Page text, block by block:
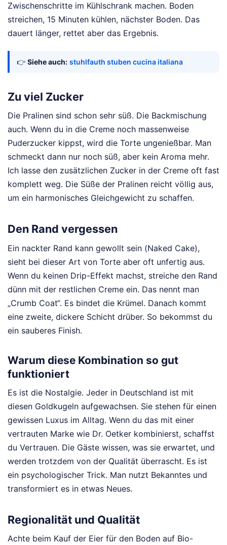
Zwischenschritte im Kühlschrank machen. Boden
streichen, 15 Minuten kühlen, nächster Boden. Das
dauert länger, rettet aber das Ergebnis.
👉 Siehe auch: stuhlfauth stuben cucina italiana
Zu viel Zucker
Die Pralinen sind schon sehr süß. Die Backmischung
auch. Wenn du in die Creme noch massenweise
Puderzucker kippst, wird die Torte ungenießbar. Man
schmeckt dann nur noch süß, aber kein Aroma mehr.
Ich lasse den zusätzlichen Zucker in der Creme oft fast
komplett weg. Die Süße der Pralinen reicht völlig aus,
um ein harmonisches Gleichgewicht zu schaffen.
Den Rand vergessen
Ein nackter Rand kann gewollt sein (Naked Cake),
sieht bei dieser Art von Torte aber oft unfertig aus.
Wenn du keinen Drip-Effekt machst, streiche den Rand
dünn mit der restlichen Creme ein. Das nennt man
„Crumb Coat“. Es bindet die Krümel. Danach kommt
eine zweite, dickere Schicht drüber. So bekommst du
ein sauberes Finish.
Warum diese Kombination so gut
funktioniert
Es ist die Nostalgie. Jeder in Deutschland ist mit
diesen Goldkugeln aufgewachsen. Sie stehen für einen
gewissen Luxus im Alltag. Wenn du das mit einer
vertrauten Marke wie Dr. Oetker kombinierst, schaffst
du Vertrauen. Die Gäste wissen, was sie erwartet, und
werden trotzdem von der Qualität überrascht. Es ist
ein psychologischer Trick. Man nutzt Bekanntes und
transformiert es in etwas Neues.
Regionalität und Qualität
Achte beim Kauf der Eier für den Boden auf Bio-